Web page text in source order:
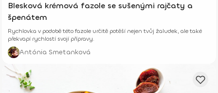
Blesková krémová fazole se sušenými rajčaty a
špenátem
Rychlovka v podobě této fazole určitě potěší nejen tvůj žaludek, ale také
překvapí rychlostí svojí přípravy.
Antónia Smetanková